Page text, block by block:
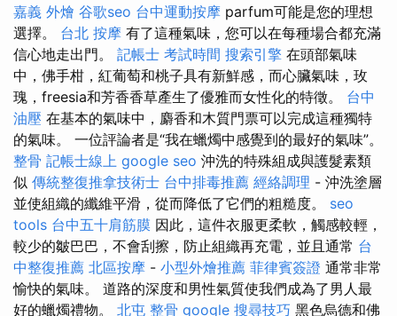
嘉義 外燴 谷歌seo 台中運動按摩 parfum可能是您的理想
選擇。 台北 按摩 有了這種氣味，您可以在每種場合都充滿
信心地走出門。 記帳士 考試時間 搜索引擎 在頭部氣味
中，佛手柑，紅葡萄和桃子具有新鮮感，而心臟氣味，玫
瑰，freesia和芳香香草產生了優雅而女性化的特徵。 台中
油壓 在基本的氣味中，麝香和木質門票可以完成這種獨特
的氣味。 一位評論者是“我在蠟燭中感覺到的最好的氣味”。
整骨 記帳士線上 google seo 沖洗的特殊組成與護髮素類
似 傳統整復推拿技術士 台中排毒推薦 經絡調理 - 沖洗塗層
並使組織的纖維平滑，從而降低了它們的粗糙度。 seo
tools 台中五十肩筋膜 因此，這件衣服更柔軟，觸感較輕，
較少的皺巴巴，不會刮擦，防止組織再充電，並且通常 台
中整復推薦 北區按摩 - 小型外燴推薦 菲律賓簽證 通常非常
愉快的氣味。 道路的深度和男性氣質使我們成為了男人最
好的蠟燭禮物。 北屯 整骨 google 搜尋技巧 黑色烏德和佛